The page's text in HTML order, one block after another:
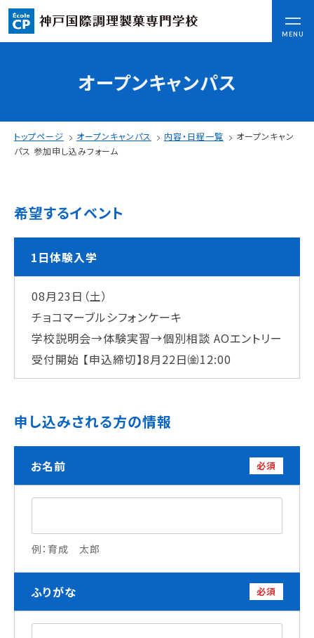
MENU
CLOSE
ここから始まる私の未来
日本全国から集まる学生たち
AO入試
指定校推薦入試
一般入試
学校案内
学校法人 育成学園の歩み
理事長メッセージ
学費サポート
Wライセンスコース
資格・就職
資格について
オープンキャンパス
トップページ オープンキャンパス 内容・日程一覧
オープンキャン
パス 参加申し込みフォーム
希望するイベント
1日体験入学
08月23日（土）
チョコマーブルシフォンケーキ
学校説明会→体験実習→個別相談 AOエントリー
受付開始 【申込締切】8月22日㈮12:00
申し込みされる方の情報
お名前 必須
例：育成 太郎
ふりがな 必須